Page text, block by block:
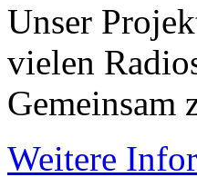
Unser
vielen
Gemeinsam
Weitere